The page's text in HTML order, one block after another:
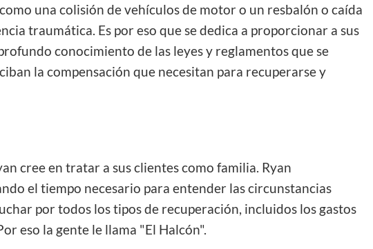
una colisión de vehículos de motor o un resbalón o caída
traumática. Es por eso que se dedica a proporcionar a sus
conocimiento de las leyes y reglamentos que se
la compensación que necesitan para recuperarse y
cree en tratar a sus clientes como familia. Ryan
el tiempo necesario para entender las circunstancias
por todos los tipos de recuperación, incluidos los gastos
eso la gente le llama "El Halcón".